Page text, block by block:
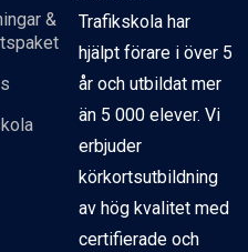
&
Trafikskola har
hjälpt förare i över 5
år och utbildat mer
än 5 000 elever. Vi
erbjuder
körkortsutbildning
av hög kvalitet med
certifierade och